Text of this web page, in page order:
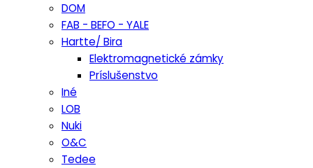
DOM
FAB - BEFO - YALE
Hartte/ Bira
Elektromagnetické zámky
Príslušenstvo
Iné
LOB
Nuki
O&C
Tedee